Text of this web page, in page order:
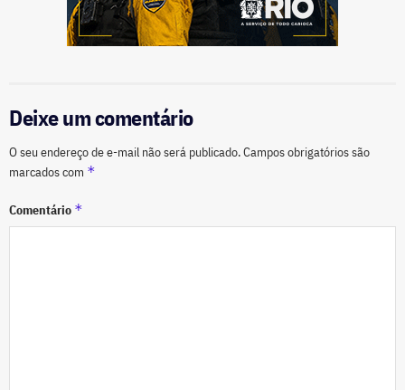
Deixe um comentário
O seu endereço de e-mail não será publicado.Campos obrigatórios são
marcados com *
Comentário *